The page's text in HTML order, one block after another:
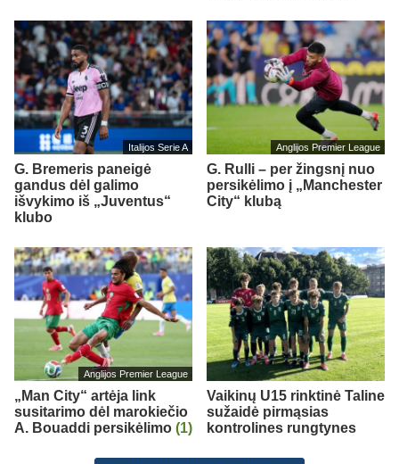
Italijos Serie A
G. Bremeris paneigė
gandus dėl galimo
išvykimo iš „Juventus“
klubo
Anglijos Premier League
G. Rulli – per žingsnį nuo
persikėlimo į „Manchester
City“ klubą
Anglijos Premier League
„Man City“ artėja link
susitarimo dėl marokiečio
A. Bouaddi persikėlimo (1)
Vaikinų U15 rinktinė Taline
sužaidė pirmąsias
kontrolines rungtynes